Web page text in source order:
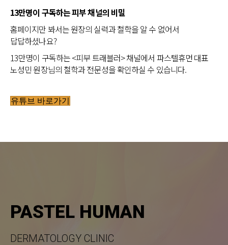
13만명이 구독하는 피부 채널의 비밀
홈페이지만 봐서는 원장의 실력과 철학을 알 수 없어서
답답하셨나요?
13만명이 구독하는 <피부 트래블러> 채널에서 파스텔휴먼 대표
노성민 원장님의 철학과 전문성을 확인하실 수 있습니다.
유튜브 바로가기
PASTEL HUMAN
DERMATOLOGY CLINIC